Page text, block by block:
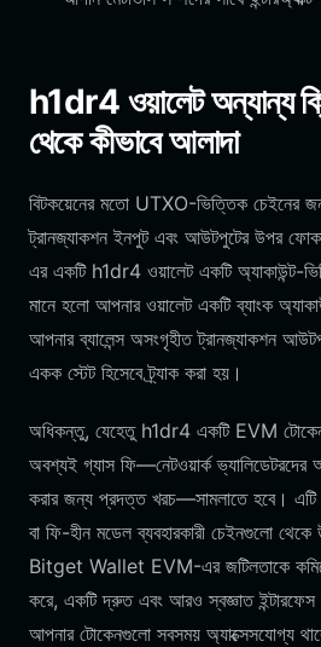
h1dr4 ওয়ালেট অন্যান্য
থেকে কীভাবে আলাদা
বিটকয়েনের মতো UTXO-ভিত্তিক চেইনের
ট্রানজ্যাকশন ইনপুট এবং আউটপুটের উপর
এর একটি h1dr4 ওয়ালেট একটি অ্যাকাউন্ট-
মানে হলো আপনার ওয়ালেট একটি ব্যাংক
আপনার ব্যালেন্স অসংগৃহীত ট্রানজ্যাকশন
একক স্টেট হিসেবে ট্র্যাক করা হয়।
অধিকন্তু, যেহেতু h1dr4 একটি EVM
অবশ্যই গ্যাস ফি—নেটওয়ার্ক ভ্যালিডেটরদের
করার জন্য প্রদত্ত খরচ—সামলাতে হবে।
বা ফি-হীন মডেল ব্যবহারকারী চেইনগুলো
Bitget Wallet EVM-এর জটিলতাকে
করে, একটি দ্রুত এবং আরও স্বজ্ঞাত ইন্টারফেস
আপনার টোকেনগুলো সবসময় অ্যাক্সেসযোগ্য